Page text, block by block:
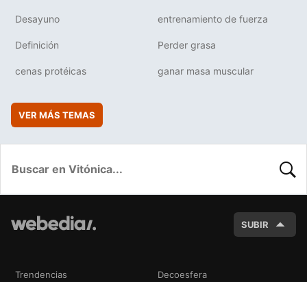
Desayuno entrenamiento de fuerza
Definición Perder grasa
cenas protéicas ganar masa muscular
VER MÁS TEMAS
SUBIR
Trendencias Decoesfera